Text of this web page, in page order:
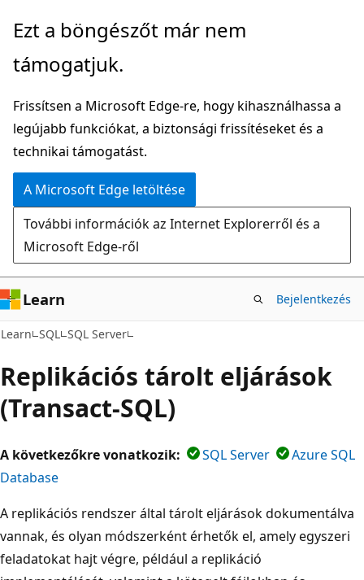
Ugrás
fő
Ezt a böngészőt már nem
támogatjuk.
Frissítsen a Microsoft Edge-re, hogy kihasználhassa a
legújabb funkciókat, a biztonsági frissítéseket és a
technikai támogatást.
A Microsoft Edge letöltése
További információk az Internet Explorerről és a
Microsoft Edge-ről
Learn Bejelentkezés
Learn SQL SQL Server
Replikációs tárolt eljárások
(Transact-SQL)
A következőkre vonatkozik: SQL Server
Azure SQL
Database
A replikációs rendszer által tárolt eljárások dokumentálva
vannak, és olyan módszerként érhetők el, amely egyszeri
feladatokat hajt végre, például a replikáció